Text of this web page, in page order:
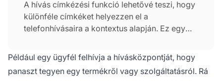
A hívás címkézési funkció lehetővé teszi, hogy
különféle címkéket helyezzen el a
telefonhívásaira a kontextus alapján. Ez egy
fejlett hívásirányítási rendszerhez, hogy tovább
egyszerűsítse a kapcsolatközpont folyamatait.
Például egy ügyfél felhívja a hívásközpontját, hogy
panaszt tegyen egy termékről vagy szolgáltatásról. Rá